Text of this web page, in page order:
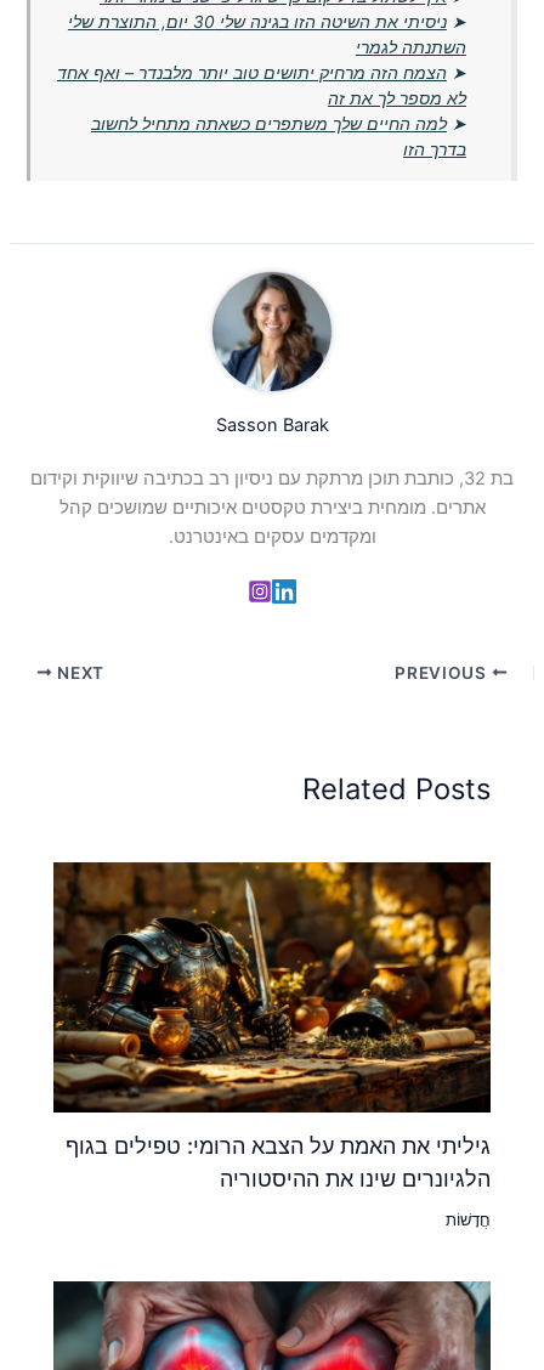
➤
ניסיתי את השיטה הזו בגינה שלי 30 יום, התוצרת שלי
השתנתה לגמרי
➤ הצמח הזה מרחיק יתושים טוב יותר מלבנדר – ואף אחד
לא מספר לך את זה
➤למה החיים שלך משתפרים כשאתה מתחיל לחשוב
בדרך הזו
Sasson Barak
בת 32, כותבת תוכן מרתקת עם ניסיון רב בכתיבה שיווקית וקידום
אתרים. מומחית ביצירת טקסטים איכותיים שמושכים קהל
ומקדמים עסקים באינטרנט.
NEXT
Related Posts
גיליתי את האמת על הצבא הרומי: טפילים בגוף
הלגיונרים שינו את ההיסטוריה
חֲדָשׁוֹת